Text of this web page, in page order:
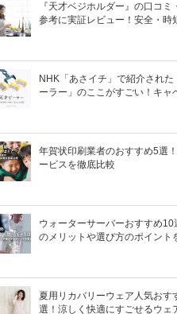
『天才ベジホルダー』の口コミ
参考に実証レビュー！安全・時
NHK「あさイチ」で紹介された
ーラー」のここがすごい！キャ
年賀状印刷業者のおすすめ5選
ービスを徹底比較
ウォーターサーバーおすすめ10
のメリットや選び方のポイント
夏用リカバリーウェア人気おす
選！涼しく快適にすごせるウェ